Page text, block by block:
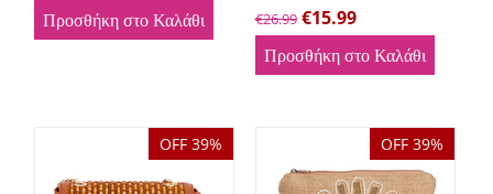
Προσθήκη στο Καλάθι €26.99 €15.99
Προσθήκη στο Καλάθι
OFF 39% OFF 39%